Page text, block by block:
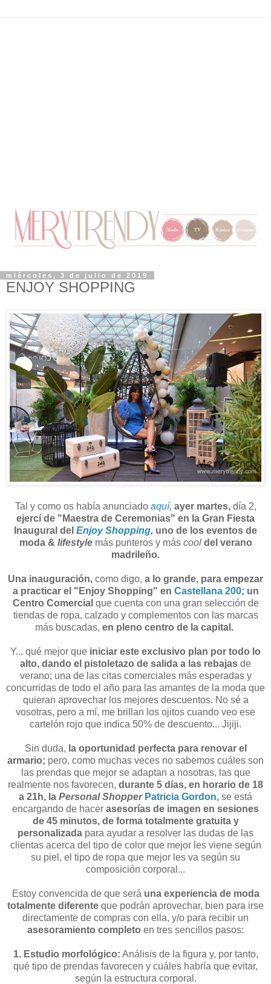
miércoles, 3 de julio de 2019
ENJOY SHOPPING
Tal y como os había anunciado aquí, ayer martes,día 2,
ejercí de "Maestra de Ceremonias" en la Gran Fiesta
Inaugural del Enjoy Shopping, uno de los eventos de
moda & lifestylemás punteros y más cool del verano
madrileño.
Una inauguración, como digo, a lo grande, para empezar
a practicar el "Enjoy Shopping" en Castellana 200; un
Centro Comercial que cuenta con una gran selección de
tiendas de ropa, calzado y complementos con las marcas
más buscadas, en pleno centro de la capital.
Y... qué mejor que iniciar este exclusivo plan por todo lo
alto, dando el pistoletazo de salida a las rebajas de
verano; una de las citas comerciales más esperadas y
concurridas de todo el año para las amantes de la moda que
quieran aprovechar los mejores descuentos. No sé a
vosotras, pero a mí, me brillan los ojitos cuando veo ese
cartelón rojo que indica 50% de descuento... Jijiji.
Sin duda, la oportunidad perfecta para renovar el
armario; pero, como muchas veces no sabemos cuáles son
las prendas que mejor se adaptan a nosotras, las que
realmente nos favorecen, durante 5 días, en horario de 18
a 21h, la Personal Shopper Patricia Gordon, se está
encargando de hacer asesorías de imagen en sesiones
de 45 minutos, de forma totalmente gratuita y
personalizada para ayudar a resolver las dudas de las
clientas acerca del tipo de color que mejor les viene según
su piel, el tipo de ropa que mejor les va según su
composición corporal...
Estoy convencida de que será una experiencia de moda
totalmente diferente que podrán aprovechar, bien para irse
directamente de compras con ella, y/o para recibir un
asesoramiento completo en tres sencillos pasos:
1. Estudio morfológico: Análisis de la figura y, por tanto,
qué tipo de prendas favorecen y cuáles habría que evitar,
según la estructura corporal.